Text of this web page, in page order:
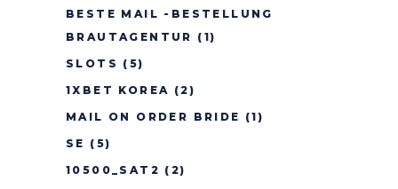
BESTE MAIL -BESTELLUNG
BRAUTAGENTUR (1)
SLOTS (5)
1XBET KOREA (2)
MAIL ON ORDER BRIDE (1)
SE (5)
10500_SAT2 (2)